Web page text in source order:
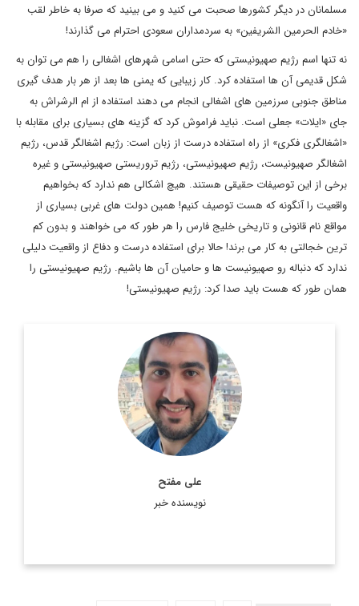
مسلمانان در دیگر کشورها صحبت می کنید و می بینید که صرفا به خاطر لقب
«خادم الحرمین الشریفین» به سردمداران سعودی احترام می گذارند!
نه تنها اسم رژیم صهیونیستی که حتی اسامی شهرهای اشغالی را هم می توان به
شکل قدیمی آن ها استفاده کرد. کار زیبایی که یمنی ها بعد از هر بار هدف گیری
مناطق جنوبی سرزمین های اشغالی انجام می دهند استفاده از ام الرشراش به
جای «ایلات» جعلی است. نباید فراموش کرد که گزینه های بسیاری برای مقابله با
«اشغالگری فکری» از راه استفاده درست از زبان است: رژیم اشغالگر قدس، رژیم
اشغالگر صهیونیست، رژیم صهیونیستی، رژیم تروریستی صهیونیستی و غیره
برخی از این توصیفات حقیقی هستند. هیچ اشکالی هم ندارد که بخواهیم
واقعیت را آنگونه که هست توصیف کنیم! همین دولت های غربی بسیاری از
مواقع نام قانونی و تاریخی خلیج فارس را هر طور که می خواهند و بدون کم
ترین خجالتی به کار می برند! حالا برای استفاده درست و دفاع از واقعیت دلیلی
ندارد که دنباله رو صهیونیست ها و حامیان آن ها باشیم. رژیم صهیونیستی را
همان طور که هست باید صدا کرد: رژیم صهیونیستی!
علی مفتح
نویسنده خبر
دانش آموخته فلسفه و مطالعات اروپایی از بلژیک
اطلاعات بیشتر